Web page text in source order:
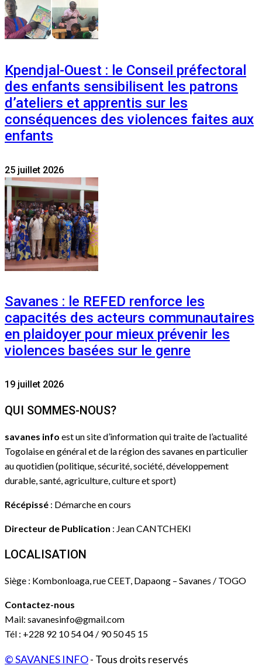
Kpendjal-Ouest : le Conseil préfectoral
des enfants sensibilisent les patrons
d’ateliers et apprentis sur les
conséquences des violences faites aux
enfants
25 juillet 2026
Savanes : le REFED renforce les
capacités des acteurs communautaires
en plaidoyer pour mieux prévenir les
violences basées sur le genre
19 juillet 2026
QUI SOMMES-NOUS?
savanes info est un site d’information qui traite de l’actualité
Togolaise en général et de la région des savanes en particulier
au quotidien (politique, sécurité, société, développement
durable, santé, agriculture, culture et sport)
Récépissé : Démarche en cours
Directeur de Publication : Jean CANTCHEKI
LOCALISATION
Siège : Kombonloaga, rue CEET, Dapaong – Savanes / TOGO
Contactez-nous
Mail: savanesinfo@gmail.com
Tél : +228 92 10 54 04 / 90 50 45 15
© SAVANES INFO- Tous droits reservés